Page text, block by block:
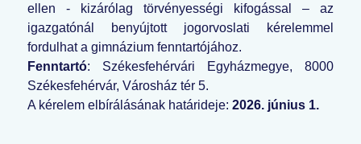
ellen - kizárólag törvényességi kifogással – az
igazgatónál benyújtott jogorvoslati kérelemmel
fordulhat a gimnázium fenntartójához.
Fenntartó: Székesfehérvári Egyházmegye, 8000
Székesfehérvár, Városház tér 5.
A kérelem elbírálásának határideje: 2026. június 1.